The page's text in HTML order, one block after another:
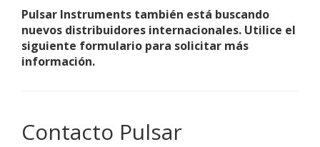
Pulsar Instruments también está buscando
nuevos distribuidores internacionales. Utilice el
siguiente formulario para solicitar más
información.
Contacto Pulsar